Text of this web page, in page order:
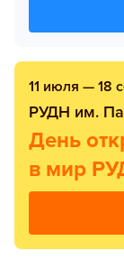
11 июля — 18
РУДН им.
День
в мир